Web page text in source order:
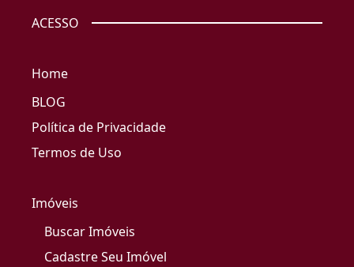
ACESSO
Home
BLOG
Política de Privacidade
Termos de Uso
Imóveis
Buscar Imóveis
Cadastre Seu Imóvel